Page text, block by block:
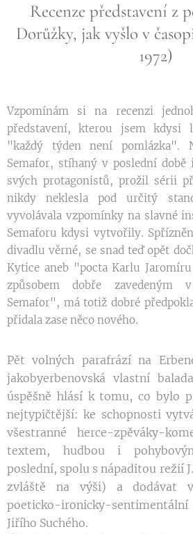
Recenze představení z
Dorůžky, jak vyšlo v
1972)
Vzpomínám si na recenzi
představení, kterou jsem
"každý týden není pomlázka".
Semafor, stíhaný v poslední
svých protagonistů, prožil sérii
nikdy neklesla pod určitý
vyvolávala vzpomínky na slavné
Semaforu kdysi vytvořily.
divadlu věrné, se snad teď opět
Kytice aneb "pocta Karlu
způsobem dobře zavedeným
Semafor", má totiž dobré
přidala zase něco nového.
Pět volných parafrází na
jakobyerbenovská vlastní
úspěšně hlásí k tomu, co bylo
nejtypičtější: ke schopnosti
všestranné herce-zpěváky-
textem, hudbou i
poslední, spolu s nápaditou režií
zvláště na výši) a dodávat
poeticko-ironicky-sentimentální
Jiřího Suchého.